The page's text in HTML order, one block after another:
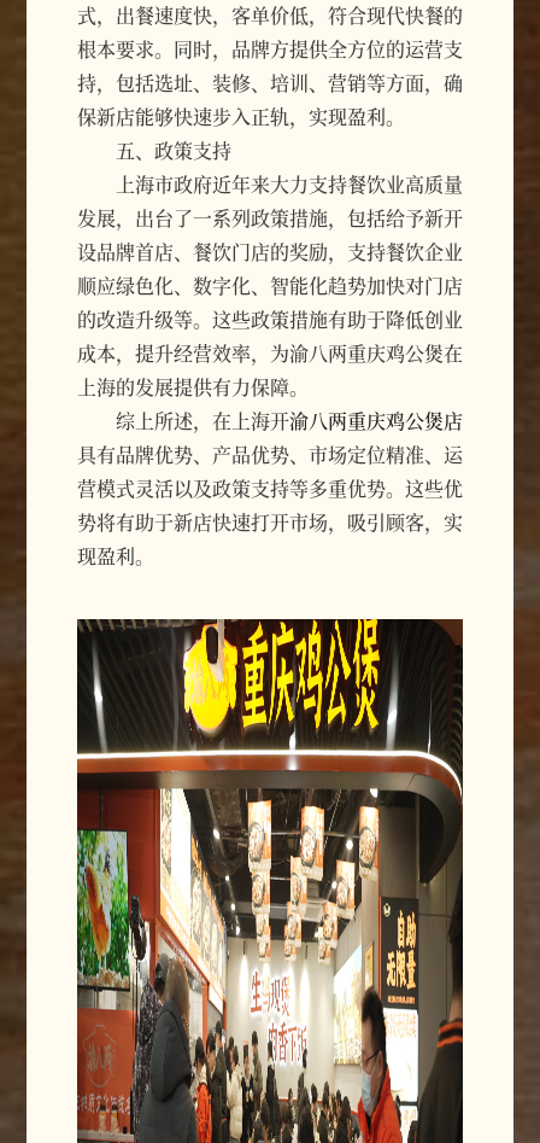
式，出餐速度快，客单价低，符合现代快餐的
根本要求。同时，品牌方提供全方位的运营支
持，包括选址、装修、培训、营销等方面，确
保新店能够快速步入正轨，实现盈利。
五、政策支持
上海市政府近年来大力支持餐饮业高质量
发展，出台了一系列政策措施，包括给予新开
设品牌首店、餐饮门店的奖励，支持餐饮企业
顺应绿色化、数字化、智能化趋势加快对门店
的改造升级等。这些政策措施有助于降低创业
成本，提升经营效率，为渝八两重庆鸡公煲在
上海的发展提供有力保障。
综上所述，在上海开渝八两重庆鸡公煲店
具有品牌优势、产品优势、市场定位精准、运
营模式灵活以及政策支持等多重优势。这些优
势将有助于新店快速打开市场，吸引顾客，实
现盈利。